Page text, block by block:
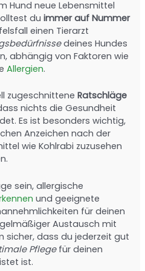
Hund neue Lebensmittel
duimmer auf Nummer
einen Tierarzt
deines Hundes
abhängig von Faktoren wie
Allergien.
zugeschnitteneRatschläge
nichts die Gesundheit
Es ist besonders wichtig,
Anzeichen nach der
wie Kohlrabi zuzusehen
sein, allergische
und geeignete
für deinen
Austausch mit
sicher, dass du jederzeit gut
Pflegefür deinen
ist.